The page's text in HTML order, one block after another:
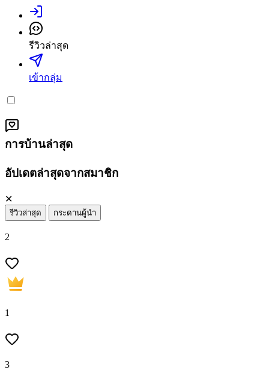
เข้าสู่ระบบ
รีวิวล่าสุด
เข้ากลุ่ม
การบ้านล่าสุด
อัปเดตล่าสุดจากสมาชิก
✕
รีวิวล่าสุด กระดานผู้นำ
2
1
3